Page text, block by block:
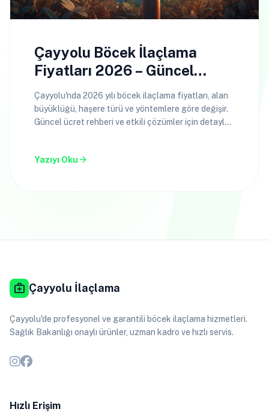
Çayyolu Böcek İlaçlama
Fiyatları 2026 – Güncel
Ücret Rehberi
Çayyolu'nda 2026 yılı böcek ilaçlama fiyatları, alan
büyüklüğü, haşere türü ve yöntemlere göre değişir.
Güncel ücret rehberi ve etkili çözümler için detayları
Yazıyı Oku arrow_forward
medical_services Çayyolu İlaçlama
Çayyolu'de profesyonel ve garantili böcek ilaçlama hizmetleri.
Sağlık Bakanlığı onaylı ürünler, uzman kadro ve hızlı servis.
Hızlı Erişim